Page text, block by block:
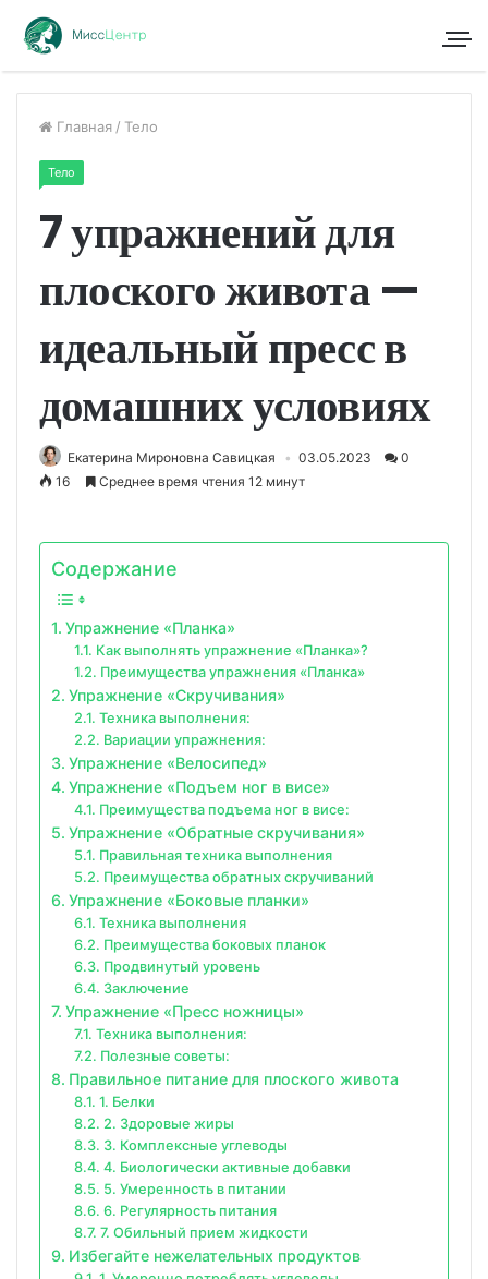
Главная / Тело
Тело
7 упражнений для
плоского живота —
идеальный пресс в
домашних условиях
Екатерина Мироновна Савицкая 03.05.2023
0
16
Среднее время чтения 12 минут
Содержание
Упражнение «Планка»
Как выполнять упражнение «Планка»?
Преимущества упражнения «Планка»
Упражнение «Скручивания»
Техника выполнения:
Вариации упражнения:
Упражнение «Велосипед»
Упражнение «Подъем ног в висе»
Преимущества подъема ног в висе:
Упражнение «Обратные скручивания»
Правильная техника выполнения
Преимущества обратных скручиваний
Упражнение «Боковые планки»
Техника выполнения
Преимущества боковых планок
Продвинутый уровень
Заключение
Упражнение «Пресс ножницы»
Техника выполнения:
Полезные советы:
Правильное питание для плоского живота
1. Белки
2. Здоровые жиры
3. Комплексные углеводы
4. Биологически активные добавки
5. Умеренность в питании
6. Регулярность питания
7. Обильный прием жидкости
Избегайте нежелательных продуктов